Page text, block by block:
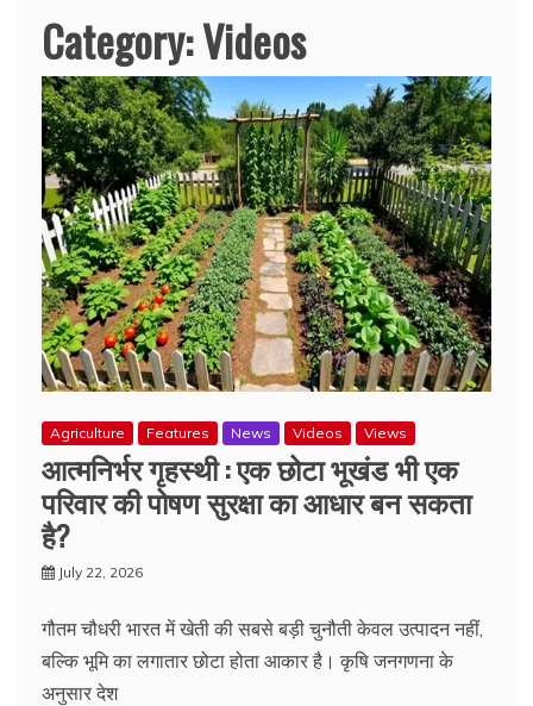
Category:Videos
Agriculture Features News Videos Views
आत्मनिर्भर गृहस्थी : एक छोटा भूखंड भी एक
परिवार की पोषण सुरक्षा का आधार बन सकता
है?
July 22, 2026
गौतम चौधरी भारत में खेती की सबसे बड़ी चुनौती केवल उत्पादन नहीं,
बल्कि भूमि का लगातार छोटा होता आकार है। कृषि जनगणना के
अनुसार देश